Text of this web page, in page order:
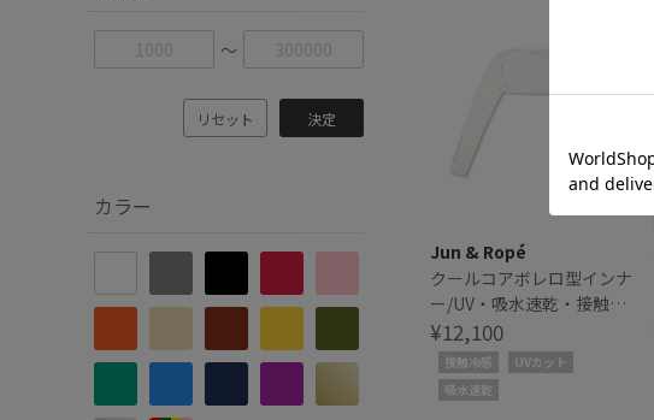
〜
リセット 決定
カラー
Jun & Ropé
クールコアボレロ型インナ
ー/UV・吸水速乾・接触冷
感
¥12,100
接触冷感
UVカット
吸水速乾